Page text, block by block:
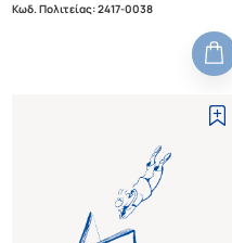
ΣΥΜΒΟΥΛΕΣ
Κωδ. Πολιτείας:2417-0038